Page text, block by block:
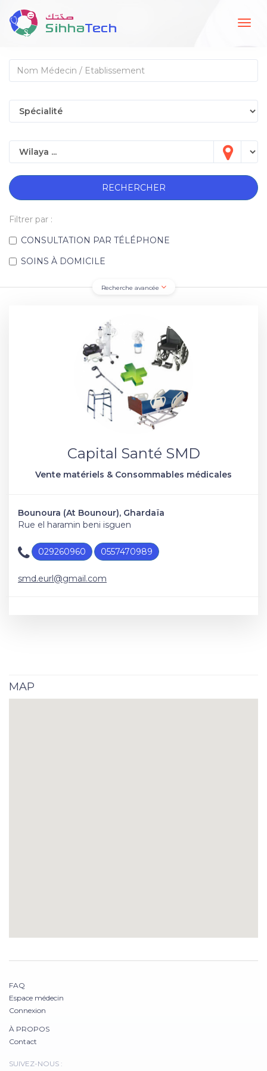
RECHERCHER
Filtrer par :
CONSULTATION PAR TÉLÉPHONE
SOINS À DOMICILE
Recherche avancée
Capital Santé SMD
Vente matériels & Consommables médicales
Bounoura (At Bounour), Ghardaïa
Rue el haramin beni isguen
029260960 0557470989
smd.eurl@gmail.com
MAP
FAQ
Espace médecin
Connexion
À PROPOS
Contact
SUIVEZ-NOUS :